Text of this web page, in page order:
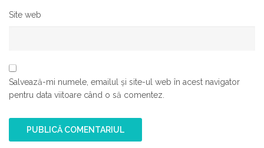
Site web
Salvează-mi numele, emailul și site-ul web în acest navigator
pentru data viitoare când o să comentez.